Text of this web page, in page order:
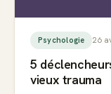
Psychologie 26
5
vieux trauma